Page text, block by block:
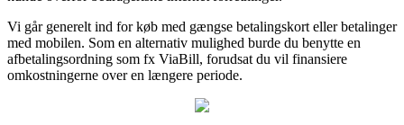
Vi går generelt ind for køb med gængse betalingskort eller betalinger
med mobilen. Som en alternativ mulighed burde du benytte en
afbetalingsordning som fx ViaBill, forudsat du vil finansiere
omkostningerne over en længere periode.